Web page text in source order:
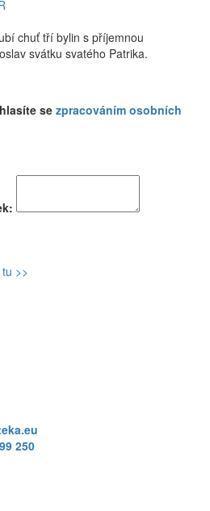
chuť tří bylin s příjemnou
svátku svatého Patrika.
se zpracováním osobních
>>
250